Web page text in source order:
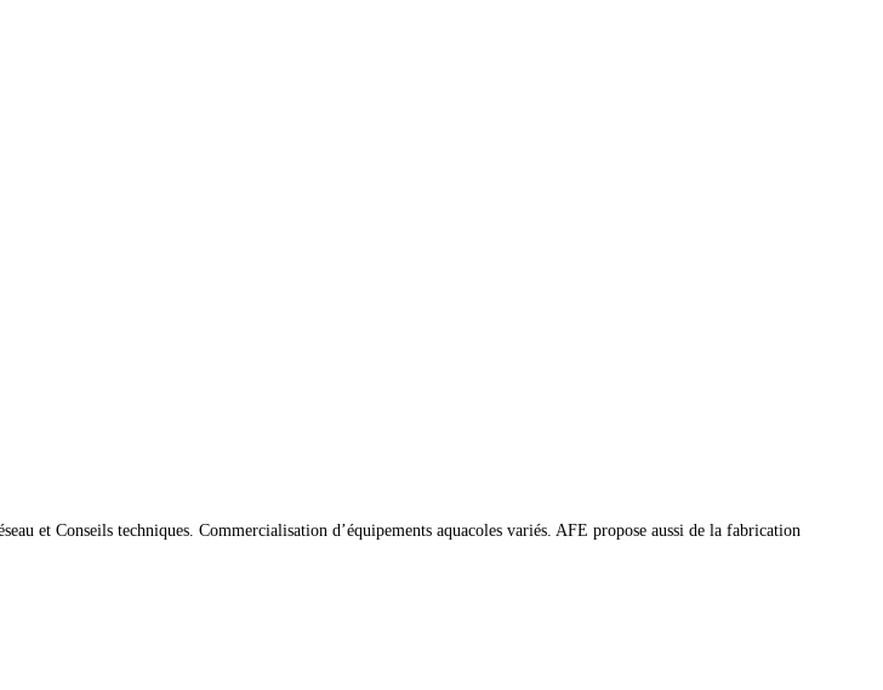
et Conseils techniques. Commercialisation d’équipements aquacoles variés. AFE propose aussi de la fabrication